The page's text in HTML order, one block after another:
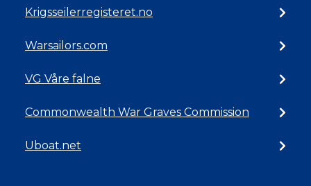
Krigsseilerregisteret.no
Warsailors.com
VG Våre falne
Commonwealth War Graves Commission
Uboat.net